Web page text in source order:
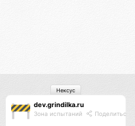
dev.grindilka.ru
Зона испытаний Поделиться
Нексус